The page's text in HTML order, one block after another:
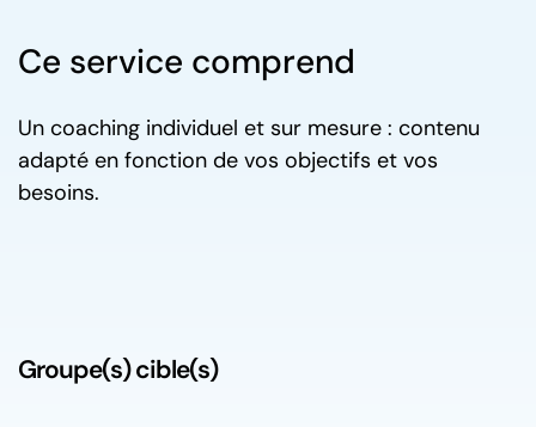
Ce service comprend
Un coaching individuel et sur mesure : contenu
adapté en fonction de vos objectifs et vos
besoins.
Groupe(s) cible(s)